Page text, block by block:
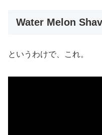
Water Melon
というわけで、これ。